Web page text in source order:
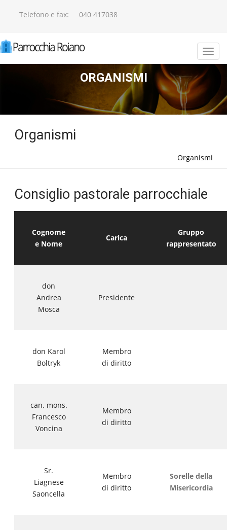
Telefono e fax: 040 417038
ORGANISMI
Organismi
Organismi
Consiglio pastorale parrocchiale
Cognome
e Nome
Carica
Gruppo
rappresentato
don
Andrea
Mosca
Presidente
don Karol
Boltryk
Membro
di diritto
can. mons.
Francesco
Voncina
Membro
di diritto
Sr.
Liagnese
Saoncella
Membro
di diritto
Sorelle della
Misericordia